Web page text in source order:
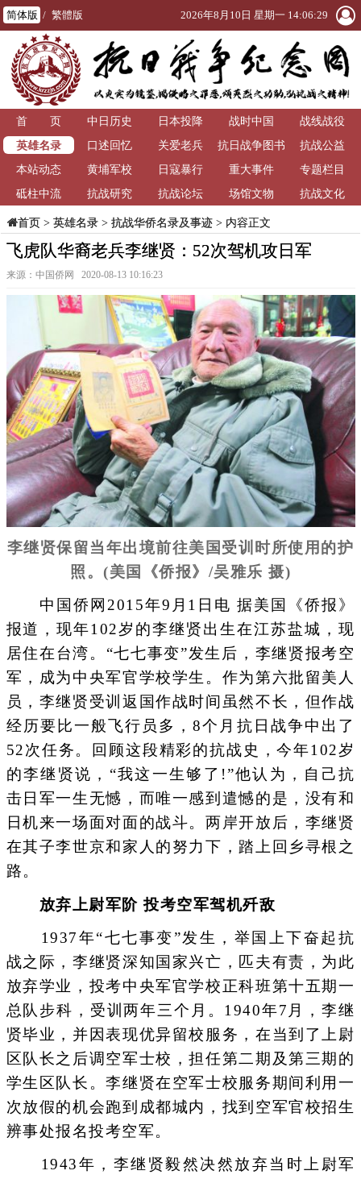
简体版 / 繁體版 2026年8月10日 星期一 14:06:29
首 页 中日历史 日本投降 战时中国
战线战役
英雄名录
口述回忆 关爱老兵
抗日战争图书
馆
抗战公益
本站动态
黄埔军校 日寇暴行 重大事件
专题栏目
砥柱中流
抗战研究 抗战论坛 场馆文物 抗战文化
首页> 英雄名录> 抗战华侨名录及事迹> 内容正文
飞虎队华裔老兵李继贤：52次驾机攻日军
来源：中国侨网 2020-08-13 10:16:23
李继贤保留当年出境前往美国受训时所使用的护
照。(美国《侨报》/吴雅乐 摄)
中国侨网2015年9月1日电 据美国《侨报》
报道，现年102岁的李继贤出生在江苏盐城，现
居住在台湾。“七七事变”发生后，李继贤报考空
军，成为中央军官学校学生。作为第六批留美人
员，李继贤受训返国作战时间虽然不长，但作战
经历要比一般飞行员多，8个月抗日战争中出了
52次任务。回顾这段精彩的抗战史，今年102岁
的李继贤说，“我这一生够了!”他认为，自己抗
击日军一生无憾，而唯一感到遣憾的是，没有和
日机来一场面对面的战斗。两岸开放后，李继贤
在其子李世京和家人的努力下，踏上回乡寻根之
路。
放弃上尉军阶 投考空军驾机歼敌
1937年“七七事变”发生，举国上下奋起抗
战之际，李继贤深知国家兴亡，匹夫有责，为此
放弃学业，投考中央军官学校正科班第十五期一
总队步科，受训两年三个月。1940年7月，李继
贤毕业，并因表现优异留校服务，在当到了上尉
区队长之后调空军士校，担任第二期及第三期的
学生区队长。李继贤在空军士校服务期间利用一
次放假的机会跑到成都城内，找到空军官校招生
辨事处报名投考空军。
1943年，李继贤毅然决然放弃当时上尉军